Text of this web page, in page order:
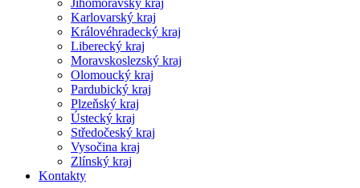
Jihomoravský kraj
Karlovarský kraj
Královéhradecký kraj
Liberecký kraj
Moravskoslezský kraj
Olomoucký kraj
Pardubický kraj
Plzeňský kraj
Ústecký kraj
Středočeský kraj
Vysočina kraj
Zlínský kraj
Kontakty